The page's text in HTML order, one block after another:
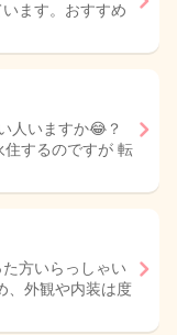
ます。おすすめ
人いますか😂？
するのですが 転
方いらっしゃい
、外観や内装は度